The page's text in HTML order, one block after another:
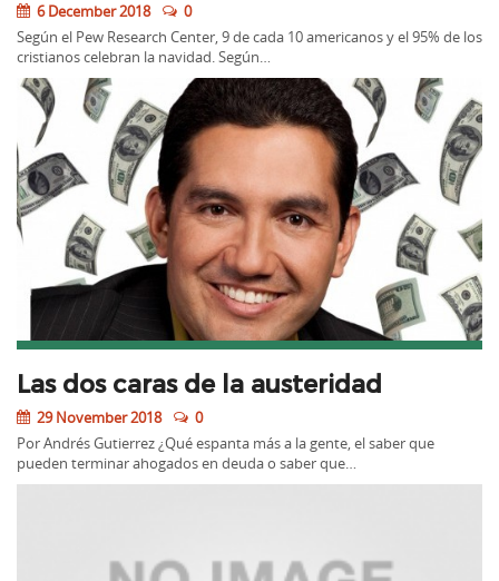
6 December 2018
0
Según el Pew Research Center, 9 de cada 10 americanos y el 95% de los
cristianos celebran la navidad. Según…
Las dos caras de la austeridad
29 November 2018
0
Por Andrés Gutierrez ¿Qué espanta más a la gente, el saber que
pueden terminar ahogados en deuda o saber que…